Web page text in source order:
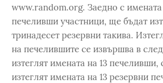
www.random.org. Заедно с имената
печеливши участници, ще бъдат
тринадесет резервни такива.
на печелившите се извършва в
изтеглят имената на 13 печеливши,
изтеглят имената на 13 резервни